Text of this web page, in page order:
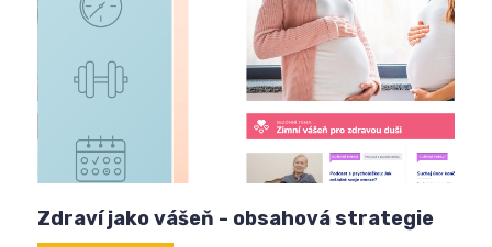
Zdraví jako vášeň - obsahová strategie